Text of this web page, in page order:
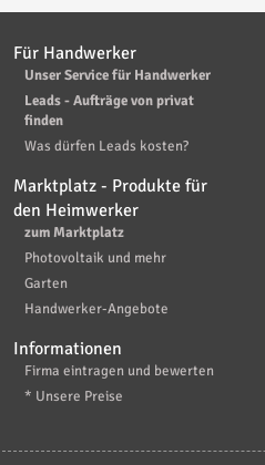
Für Handwerker
Unser Service für Handwerker
Leads - Aufträge von privat
finden
Was dürfen Leads kosten?
Marktplatz - Produkte für
den Heimwerker
zum Marktplatz
Photovoltaik und mehr
Garten
Handwerker-Angebote
Informationen
Firma eintragen und bewerten
* Unsere Preise